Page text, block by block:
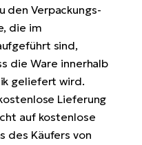
den Verpackungs-
die im
sind,
die Ware innerhalb
geliefert wird.
Lieferung
auf kostenlose
des Käufers von